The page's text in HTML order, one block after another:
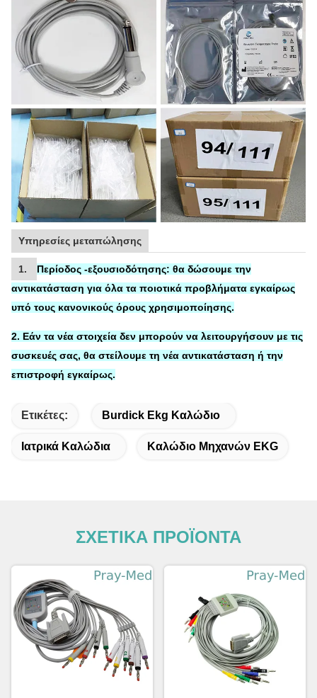
Υπηρεσίες μεταπώλησης
1. Περίοδος -εξουσιοδότησης: θα δώσουμε την
αντικατάσταση για όλα τα ποιοτικά προβλήματα εγκαίρως
υπό τους κανονικούς όρους χρησιμοποίησης.
2. Εάν τα νέα στοιχεία δεν μπορούν να λειτουργήσουν με τις
συσκευές σας, θα στείλουμε τη νέα αντικατάσταση ή την
επιστροφή εγκαίρως.
Ετικέτες: Burdick Ekg Καλώδιο
Ιατρικά Καλώδια Καλώδιο Μηχανών EKG
ΣΧΕΤΙΚΑ ΠΡΟΪΟΝΤΑ